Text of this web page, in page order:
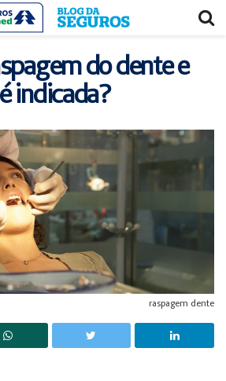
do dente e
indicada?
raspagem dente